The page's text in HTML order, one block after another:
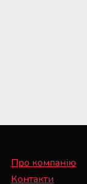
Про компанію
Контакти